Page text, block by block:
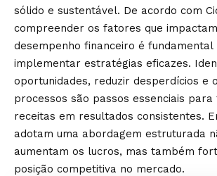
sólido e sustentável. De acordo com
compreender os fatores que
desempenho financeiro é fundamental
implementar estratégias eficazes.
oportunidades, reduzir desperdícios e
processos são passos essenciais
receitas em resultados consistentes.
adotam uma abordagem estruturada
aumentam os lucros, mas também
posição competitiva no mercado.